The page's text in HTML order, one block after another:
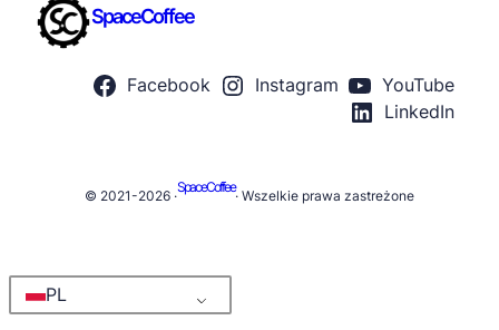
SpaceCoffee
Facebook Instagram
YouTube
LinkedIn
© 2021-2026 ·
SpaceCoffee
· Wszelkie prawa zastreżone
PL